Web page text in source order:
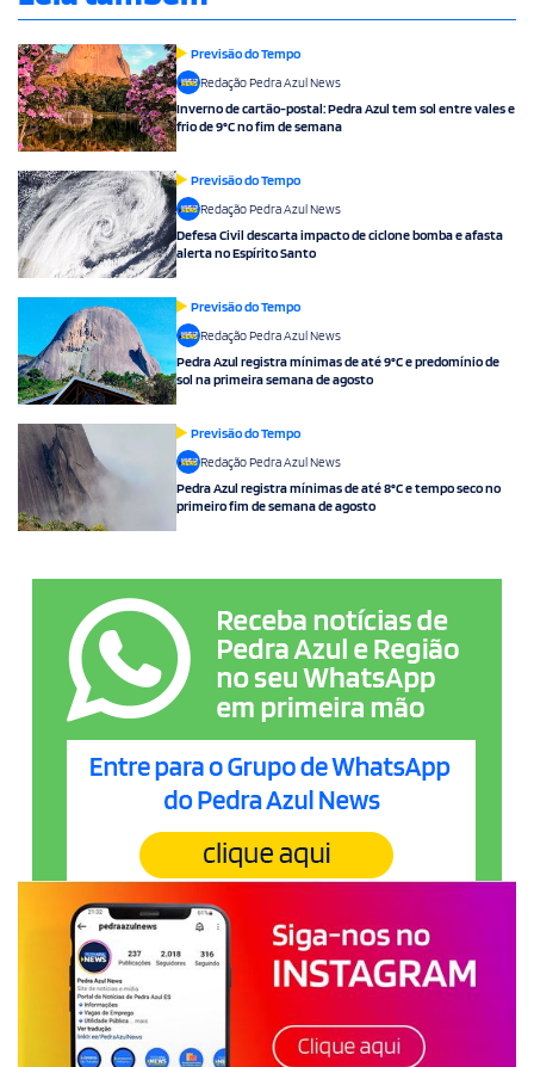
Previsão do Tempo
Redação Pedra Azul News
Inverno de cartão-postal: Pedra Azul tem sol entre vales e
frio de 9°C no fim de semana
Previsão do Tempo
Redação Pedra Azul News
Defesa Civil descarta impacto de ciclone bomba e afasta
alerta no Espírito Santo
Previsão do Tempo
Redação Pedra Azul News
Pedra Azul registra mínimas de até 9°C e predomínio de
sol na primeira semana de agosto
Previsão do Tempo
Redação Pedra Azul News
Pedra Azul registra mínimas de até 8°C e tempo seco no
primeiro fim de semana de agosto